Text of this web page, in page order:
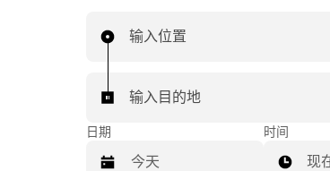
输入位置
输入目的地
日期 时间
现